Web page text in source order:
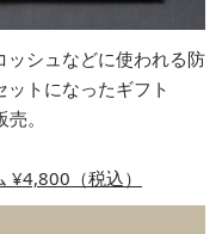
ッシュなどに使われる防
トになったギフト
。
¥4,800（税込）